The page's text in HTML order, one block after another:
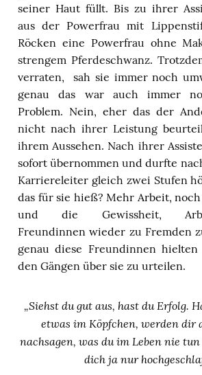
seiner Haut füllt. Bis zu ihrer
aus der Powerfrau mit
Röcken eine Powerfrau ohne
strengem Pferdeschwanz.
verraten, sah sie immer noch
genau das war auch immer
Problem. Nein, eher das der
nicht nach ihrer Leistung
ihrem Aussehen. Nach ihrer
sofort übernommen und durfte
Karriereleiter gleich zwei Stufen
das für sie hieß? Mehr Arbeit,
und die Gewissheit,
Freundinnen wieder zu Fremden
genau diese Freundinnen
den Gängen über sie zu urteilen.
„Siehst du gut aus, hast du Erfolg.
etwas im Köpfchen, werden dir
nachsagen, was du im Leben nie
dich ja nur